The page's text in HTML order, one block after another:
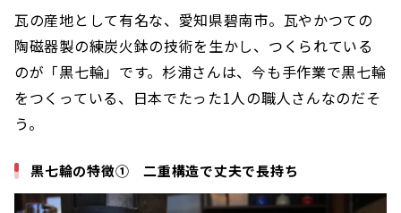
瓦の産地として有名な、愛知県碧南市。瓦やかつての
陶磁器製の練炭火鉢の技術を生かし、つくられている
のが「黒七輪」です。杉浦さんは、今も手作業で黒七輪
をつくっている、日本でたった1人の職人さんなのだそ
う。
黒七輪の特徴① 二重構造で丈夫で長持ち